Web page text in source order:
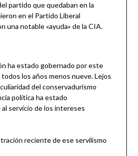
partido que quedaban en la
en el Partido Liberal
una notable «ayuda» de la CIA.
ha estado gobernado por este
los años menos nueve. Lejos
del conservadurismo
política ha estado
servicio de los intereses
reciente de ese servilismo